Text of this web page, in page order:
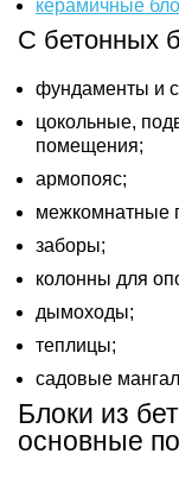
керамичные
С бетонных
фундаменты и
цокольные,
помещения;
армопояс;
межкомнатные
заборы;
колонны для
дымоходы;
теплицы;
садовые
Блоки из
основные